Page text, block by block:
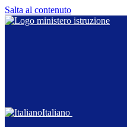
Salta al contenuto
Italiano